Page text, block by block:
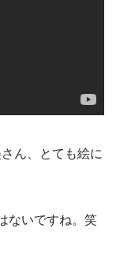
ん、とても絵に
ないですね。笑